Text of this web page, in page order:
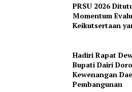
Company
Subscription Plans
PRSU 2026
Momentum
Keikutsertaan
Hadiri Rapat
Bupati Dairi
Kewenangan
Pembangunan